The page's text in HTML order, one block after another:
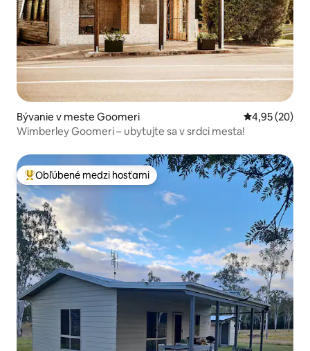
Bývanie v meste Goomeri Priemerné
4,95 (20)
Wimberley Goomeri – ubytujte sa v srdci mesta!
Najobľúbenejšie medzi hosťami
Obľúbené medzi hosťami